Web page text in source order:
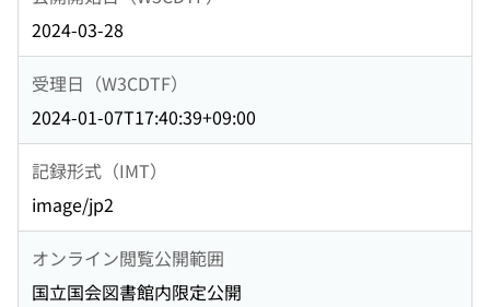
2024-03-28
受理日（W3CDTF）
2024-01-07T17:40:39+09:00
記録形式（IMT）
image/jp2
オンライン閲覧公開範囲
国立国会図書館内限定公開